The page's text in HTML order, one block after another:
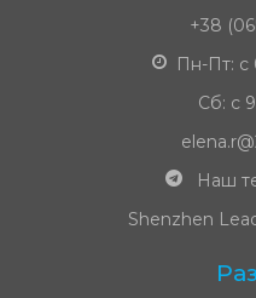
+38
Пн-Пт: с
Сб: с
Наш
Shenzhen